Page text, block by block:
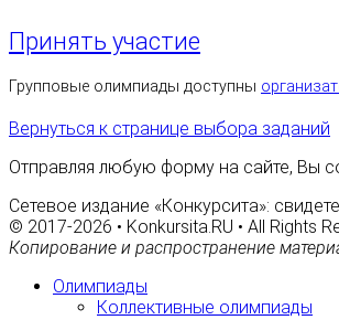
Принять участие
Групповые олимпиады доступны
Вернуться к странице выбора заданий
Отправляя любую форму на сайте, Вы
Сетевое издание «Конкурсита»:
© 2017-2026 • Konkursita.RU • All
Копирование и распространение
Олимпиады
Коллективные олимпиады